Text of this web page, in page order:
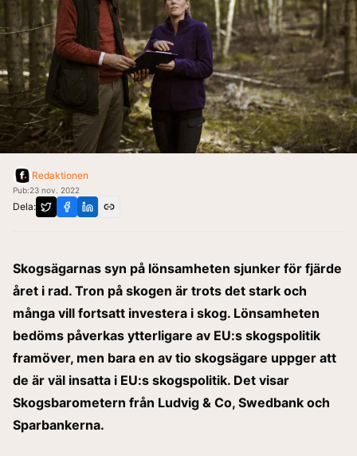
Redaktionen
Pub:23 nov. 2022
Dela:
Skogsägarnas syn på lönsamheten sjunker för fjärde
året i rad. Tron på skogen är trots det stark och
många vill fortsatt investera i skog. Lönsamheten
bedöms påverkas ytterligare av EU:s skogspolitik
framöver, men bara en av tio skogsägare uppger att
de är väl insatta i EU:s skogspolitik. Det visar
Skogsbarometern från Ludvig & Co, Swedbank och
Sparbankerna.